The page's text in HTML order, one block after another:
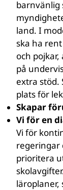
barnvänlig
land. I
ska ha
och
på
extra stöd.
plats för
Skapar
Vi för en
Vi för
regeringar
prioritera
läroplaner,